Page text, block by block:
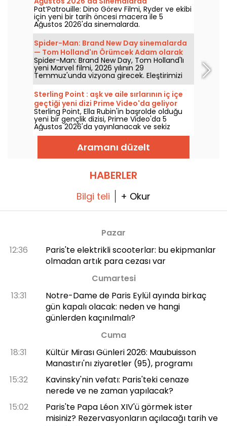
Pat’Patrouille: Dino Görev Filmi, Ryder ve ekibi
için yeni bir tarih öncesi macera ile 5
Ağustos 2026'da sinemalarda.
Spider-Man: Brand New Day sinemalarda
— Tom Holland'ın Örümcek Adam olarak
dönüşüne dair spoiler içermeyen
incelememiz
Spider-Man: Brand New Day, Tom Holland'lı
yeni Marvel filmi, 2026 yılının 29
Temmuz'unda vizyona girecek. Eleştirimizi
keşfedin!
Sterling Point : aşk ve aile sırlarının iç içe
geçtiği yeni dizi Prime Video'da geliyor
Sterling Point, Ella Rubin'in başrolde olduğu
yeni bir gençlik dizisi, Prime Video'da 5
Ağustos 2026'da yayınlanacak ve sekiz
bölümden oluşuyor.
Aramanı düzelt
HABERLER
Bilgi teli + Okur
Pazar
12:36
Paris'te elektrikli scooterlar: bu ekipmanlar
olmadan artık para cezası var
Cumartesi
13:31
Notre-Dame de Paris Eylül ayında birkaç
gün kapalı olacak: neden ve hangi
günlerden kaçınılmalı?
Cuma
18:31
Kültür Mirası Günleri 2026: Maubuisson
Manastırı'nı ziyaretler (95), programı
15:32
Kavinsky'nin vefatı: Paris'teki cenaze
nerede ve ne zaman yapılacak?
15:02
Paris'te Papa Léon XIV'ü görmek ister
misiniz? Rezervasyonların açılacağı tarih ve